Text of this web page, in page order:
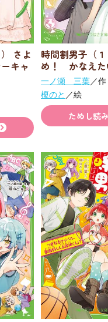
さよ
キャ
時間割男子（
め！ かなえた
一ノ瀬 三葉／作
榎のと ／絵
ためし読み